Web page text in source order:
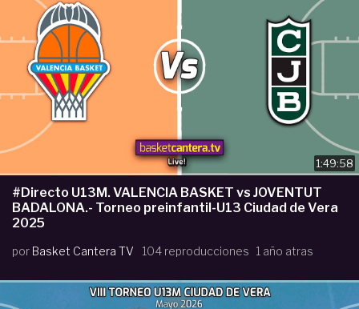
1:49:58
#Directo U13M. VALENCIA BASKET vs JOVENTUT
BADALONA.- Torneo preinfantil-U13 Ciudad de Vera
2025
por Basket Cantera TV 104 reproducciones 1 año atras